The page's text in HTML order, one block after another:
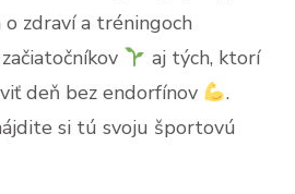
o zdraví a tréningoch
aj tých, ktorí
deň bez endorfínov
.
si tú svoju športovú